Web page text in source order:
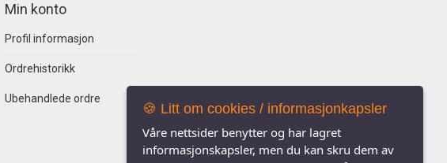
Min konto
Profil informasjon
Ordrehistorikk
Ubehandlede ordre
🍪 Litt om cookies / informasjonkapsler
Våre nettsider benytter og har lagret
informasjonskapsler, men du kan skru dem av